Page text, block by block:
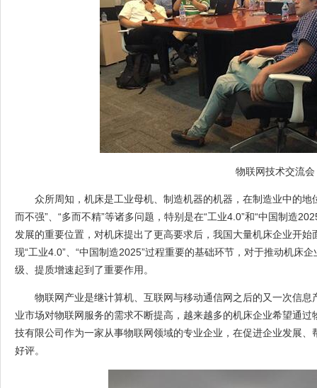
物联网技术交流会
众所周知，机床是工业母机、制造机器的机器，在制造业中的
而不强”、“多而不精”等诸多问题，特别是在“工业4.0”和“中国制造
发展的重要位置，对机床提出了更高要求后，我国大量机床企业开
现“工业4.0”、“中国制造2025”过程重要的基础环节，对于推动机床
级、提质增速起到了重要作用。
物联网产业是继计算机、互联网与移动通信网之后的又一次信
业市场对物联网服务的需求不断提高，越来越多的机床企业希望通
技有限公司作为一家从事物联网领域的专业企业，在促进企业发展
好评。